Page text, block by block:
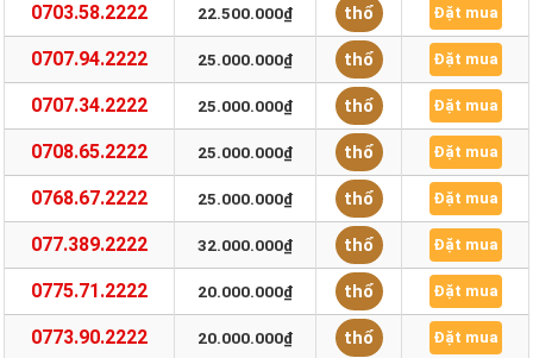
0703.58.2222 22.500.000₫ thổ Đặt mua
0707.94.2222 25.000.000₫ thổ Đặt mua
0707.34.2222 25.000.000₫ thổ Đặt mua
0708.65.2222 25.000.000₫ thổ Đặt mua
0768.67.2222 25.000.000₫ thổ Đặt mua
077.389.2222 32.000.000₫ thổ Đặt mua
0775.71.2222 20.000.000₫ thổ Đặt mua
0773.90.2222 20.000.000₫ thổ Đặt mua